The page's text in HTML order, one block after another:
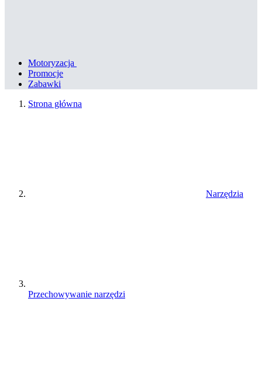
Motoryzacja
Promocje
Zabawki
Strona główna
Narzędzia
Przechowywanie narzędzi